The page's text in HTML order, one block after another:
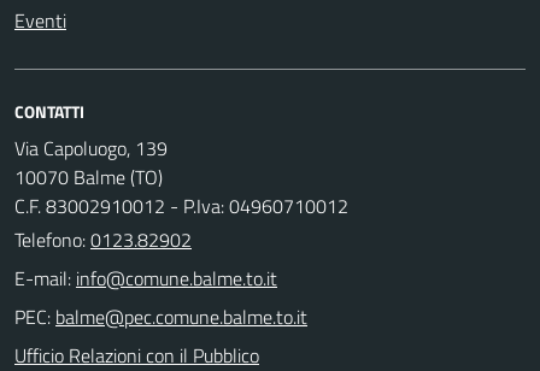
Eventi
CONTATTI
Via Capoluogo, 139
10070 Balme (TO)
C.F. 83002910012 - P.Iva: 04960710012
Telefono:0123.82902
E-mail:
PEC:
Ufficio Relazioni con il Pubblico